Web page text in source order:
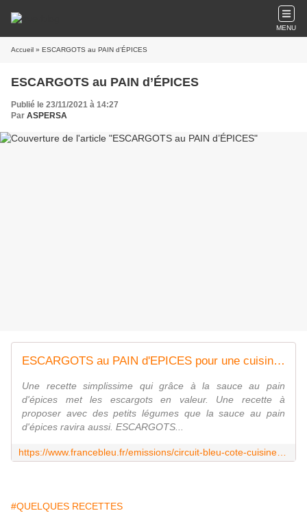
MENU
Accueil » ESCARGOTS au PAIN d’ÉPICES
ESCARGOTS au PAIN d’ÉPICES
Publié le 23/11/2021 à 14:27
Par ASPERSA
ESCARGOTS au PAIN d'EPICES pour une cuisine de tous les jours et/ou de fête
Une recette simplissime qui grâce à la sauce au pain
d'épices met les escargots en valeur. Une recette à
proposer avec des petits légumes que la sauce au pain
d'épices ravira aussi. ESCARGOTS...
#QUELQUES RECETTES